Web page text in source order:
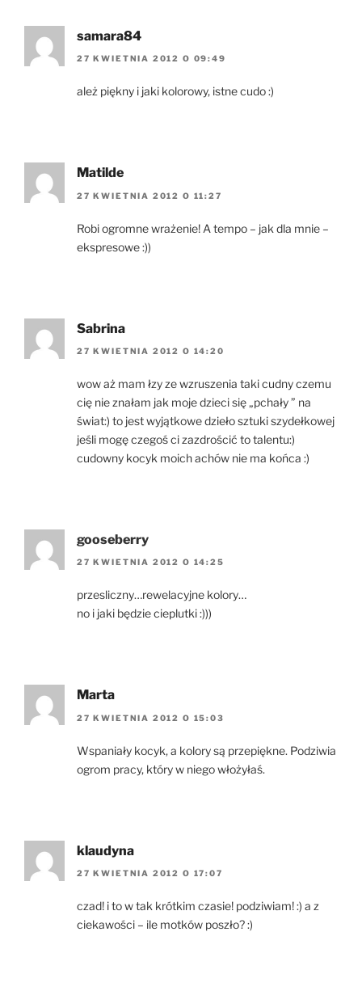
samara84
27 KWIETNIA 2012 O 09:49
ależ piękny i jaki kolorowy, istne cudo :)
Matilde
27 KWIETNIA 2012 O 11:27
Robi ogromne wrażenie! A tempo – jak dla mnie –
ekspresowe :))
Sabrina
27 KWIETNIA 2012 O 14:20
wow aż mam łzy ze wzruszenia taki cudny czemu
cię nie znałam jak moje dzieci się „pchały ” na
świat:) to jest wyjątkowe dzieło sztuki szydełkowej
jeśli mogę czegoś ci zazdrościć to talentu:)
cudowny kocyk moich achów nie ma końca :)
gooseberry
27 KWIETNIA 2012 O 14:25
przesliczny…rewelacyjne kolory…
no i jaki będzie cieplutki :)))
Marta
27 KWIETNIA 2012 O 15:03
Wspaniały kocyk, a kolory są przepiękne. Podziwia
ogrom pracy, który w niego włożyłaś.
klaudyna
27 KWIETNIA 2012 O 17:07
czad! i to w tak krótkim czasie! podziwiam! :) a z
ciekawości – ile motków poszło? :)